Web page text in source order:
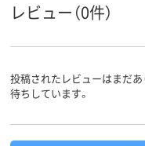
レビュー（0件）
投稿されたレビューはまだ
待ちしています。